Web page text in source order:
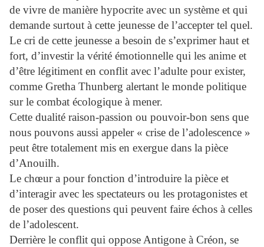
de vivre de manière hypocrite avec un système et qui
demande surtout à cette jeunesse de l’accepter tel quel.
Le cri de cette jeunesse a besoin de s’exprimer haut et
fort, d’investir la vérité émotionnelle qui les anime et
d’être légitiment en conflit avec l’adulte pour exister,
comme Gretha Thunberg alertant le monde politique
sur le combat écologique à mener.
Cette dualité raison-passion ou pouvoir-bon sens que
nous pouvons aussi appeler « crise de l’adolescence »
peut être totalement mis en exergue dans la pièce
d’Anouilh.
Le chœur a pour fonction d’introduire la pièce et
d’interagir avec les spectateurs ou les protagonistes et
de poser des questions qui peuvent faire échos à celles
de l’adolescent.
Derrière le conflit qui oppose Antigone à Créon, se